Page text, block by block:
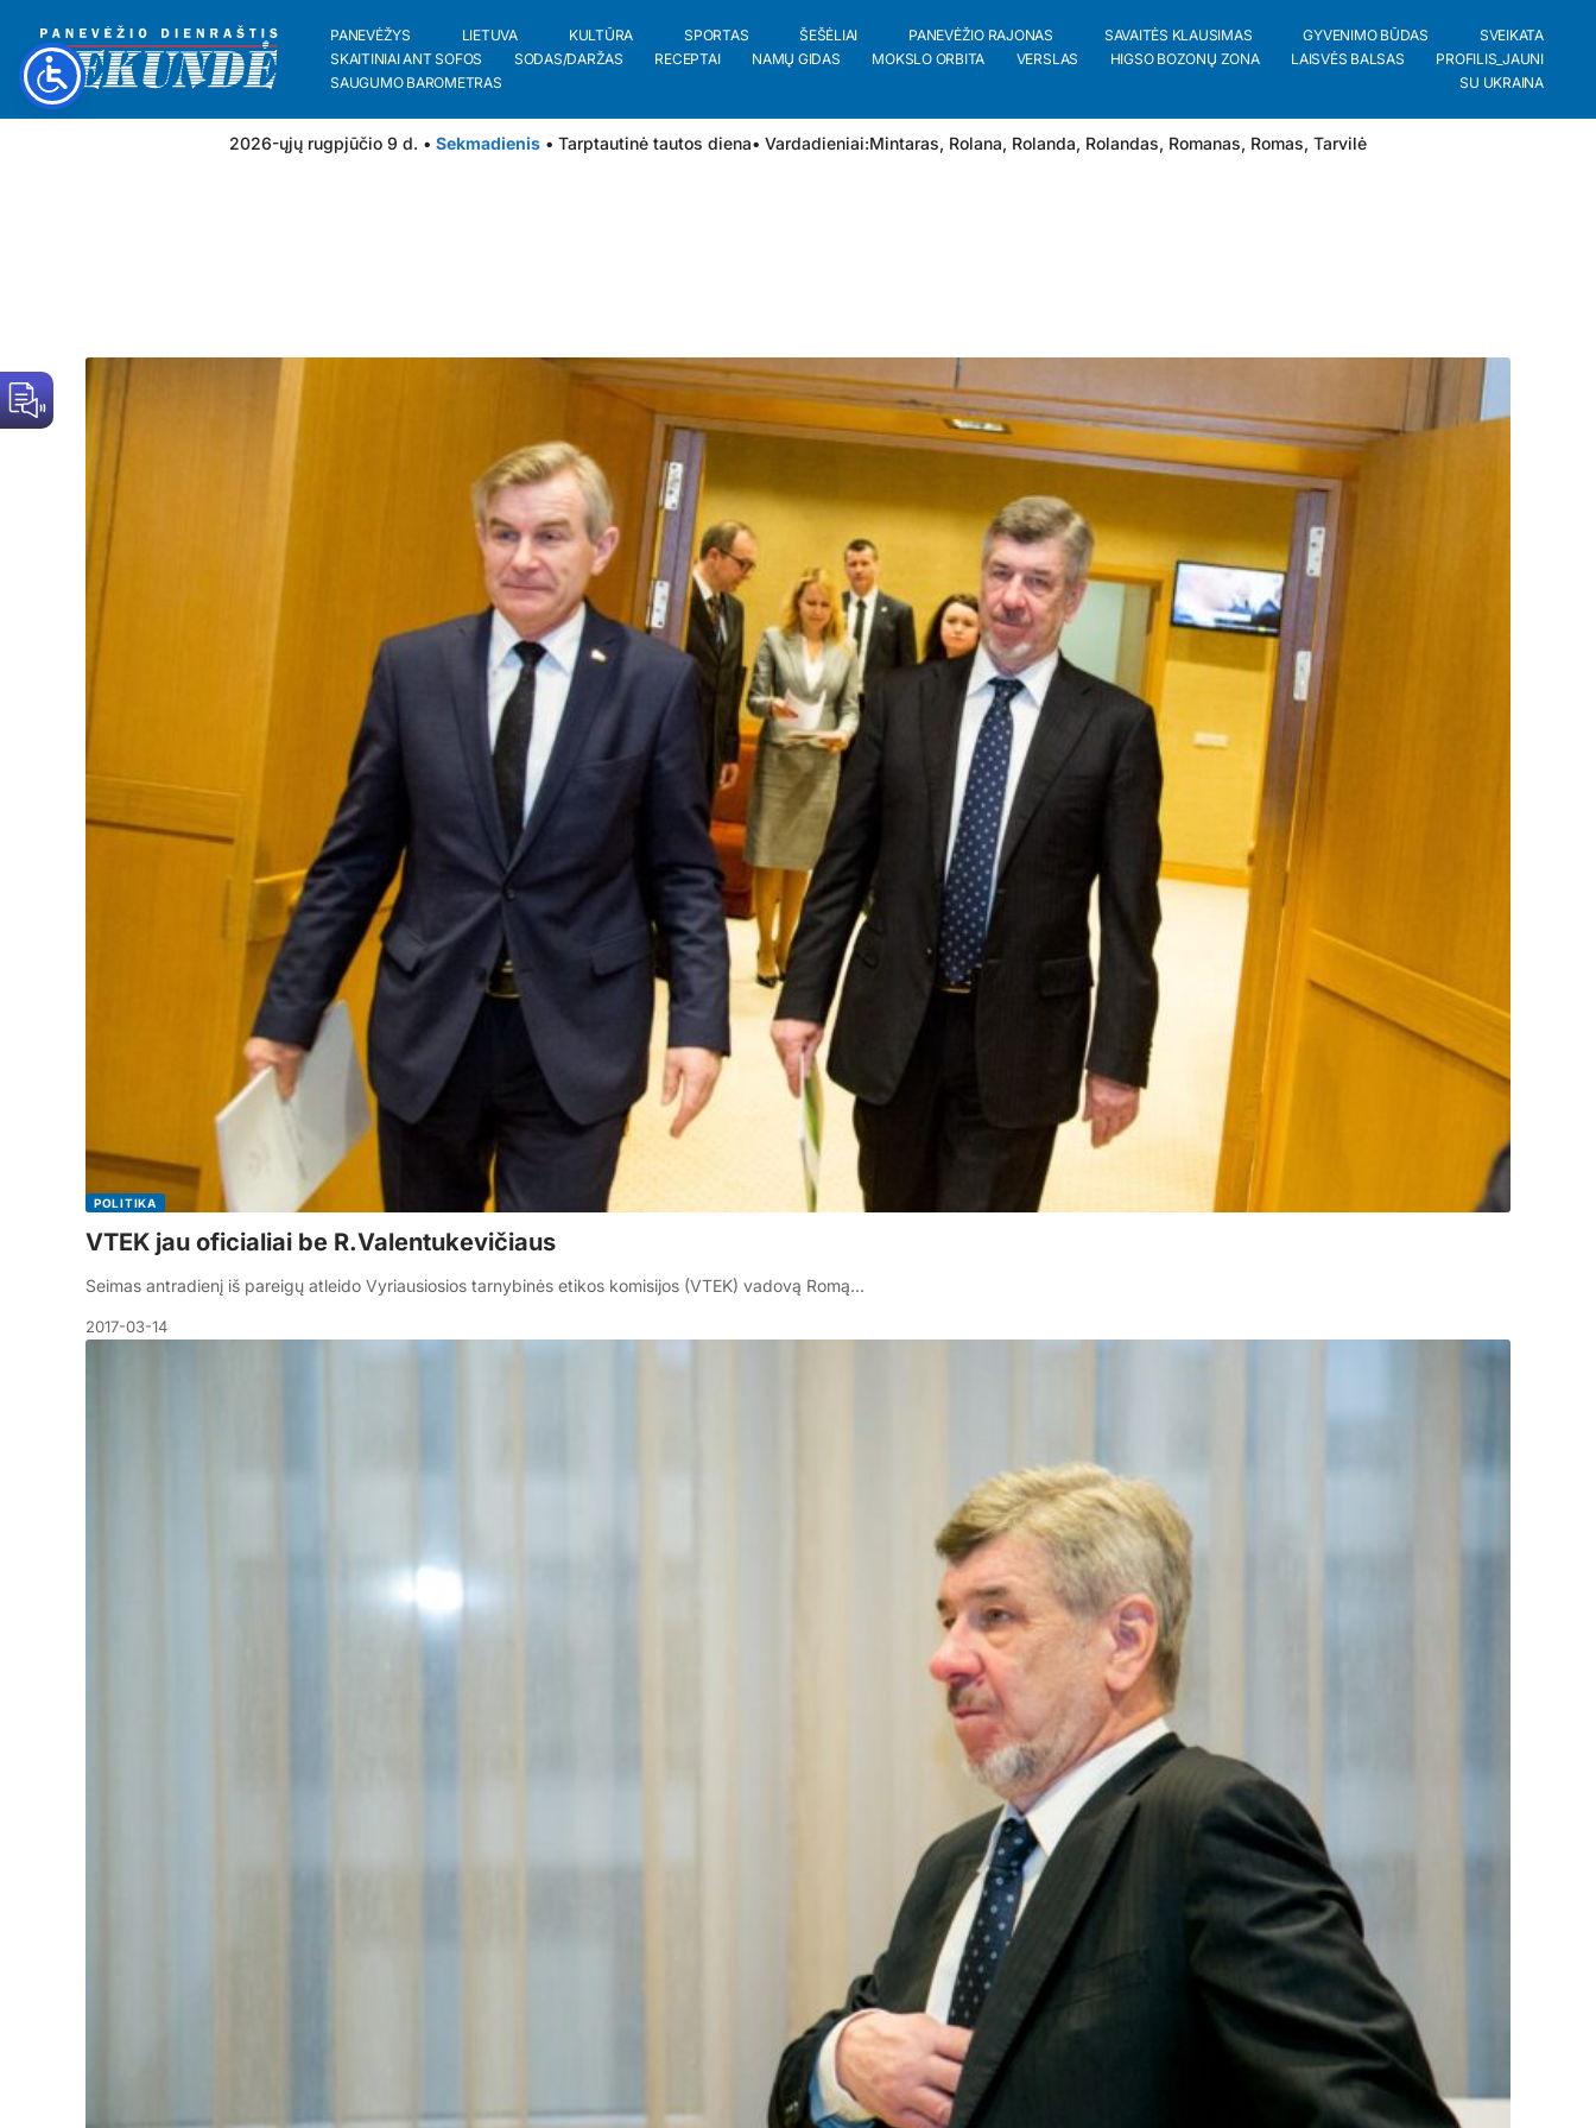
PANEVĖŽYS LIETUVA KULTŪRA SPORTAS ŠEŠĖLIAI PANEVĖŽIO RAJONAS SAVAITĖS KLAUSIMAS GYVENIMO BŪDAS
SVEIKATA
SKAITINIAI ANT SOFOS
SODAS/DARŽAS RECEPTAI NAMŲ GIDAS MOKSLO ORBITA VERSLAS HIGSO BOZONŲ ZONA LAISVĖS BALSAS
PROFILIS_JAUNI
SAUGUMO BAROMETRAS
SU UKRAINA
2026-ųjų rugpjūčio 9 d. • Sekmadienis • Tarptautinė tautos diena• Vardadieniai:Mintaras, Rolana, Rolanda, Rolandas, Romanas, Romas, Tarvilė
POLITIKA
VTEK jau oficialiai be R.Valentukevičiaus
Seimas antradienį iš pareigų atleido Vyriausiosios tarnybinės etikos komisijos (VTEK) vadovą Romą…
2017-03-14